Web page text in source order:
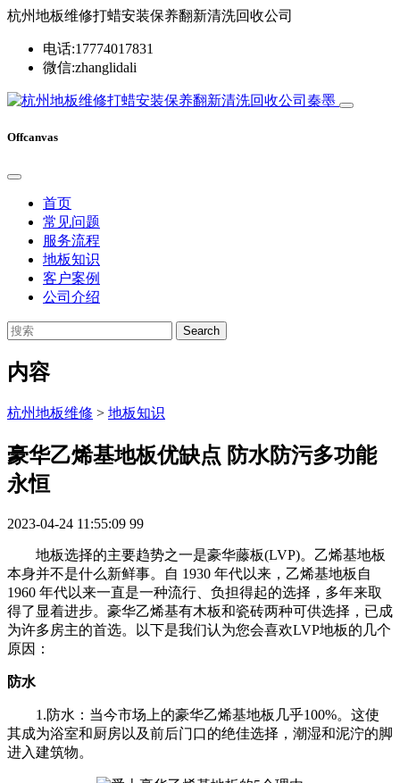
杭州地板维修打蜡安装保养翻新清洗回收公司
电话:17774017831
微信:zhanglidali
Offcanvas
首页
常见问题
服务流程
地板知识
客户案例
公司介绍
Search
内容
杭州地板维修 > 地板知识
豪华乙烯基地板优缺点 防水防污多功能
永恒
2023-04-24 11:55:09 99
地板选择的主要趋势之一是豪华藤板(LVP)。乙烯基地板
本身并不是什么新鲜事。自 1930 年代以来，乙烯基地板自
1960 年代以来一直是一种流行、负担得起的选择，多年来取
得了显着进步。豪华乙烯基有木板和瓷砖两种可供选择，已成
为许多房主的首选。以下是我们认为您会喜欢LVP地板的几个
原因：
防水
1.防水：当今市场上的豪华乙烯基地板几乎100%。这使
其成为浴室和厨房以及前后门口的绝佳选择，潮湿和泥泞的脚
进入建筑物。